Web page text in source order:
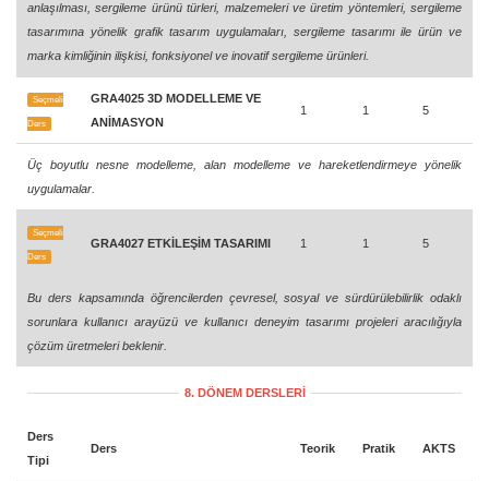
anlaşılması, sergileme ürünü türleri, malzemeleri ve üretim yöntemleri, sergileme
tasarımına yönelik grafik tasarım uygulamaları, sergileme tasarımı ile ürün ve
marka kimliğinin ilişkisi, fonksiyonel ve inovatif sergileme ürünleri.
Seçmeli
Ders
GRA4025 3D MODELLEME VE
ANİMASYON
1 1 5
Üç boyutlu nesne modelleme, alan modelleme ve hareketlendirmeye yönelik
uygulamalar.
Seçmeli
Ders
GRA4027 ETKİLEŞİM TASARIMI 1 1 5
Bu ders kapsamında öğrencilerden çevresel, sosyal ve sürdürülebilirlik odaklı
sorunlara kullanıcı arayüzü ve kullanıcı deneyim tasarımı projeleri aracılığıyla
çözüm üretmeleri beklenir.
8. DÖNEM DERSLERİ
Ders
Tipi
Ders Teorik Pratik AKTS